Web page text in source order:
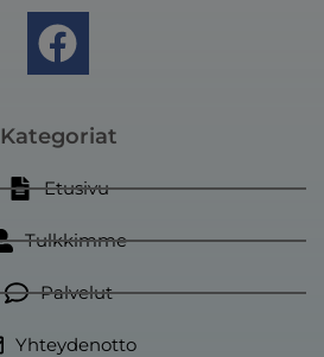
F
a
e
b
o
o
k
Kategoriat
Etusivu
Tulkkimme
Palvelut
Yhteydenotto